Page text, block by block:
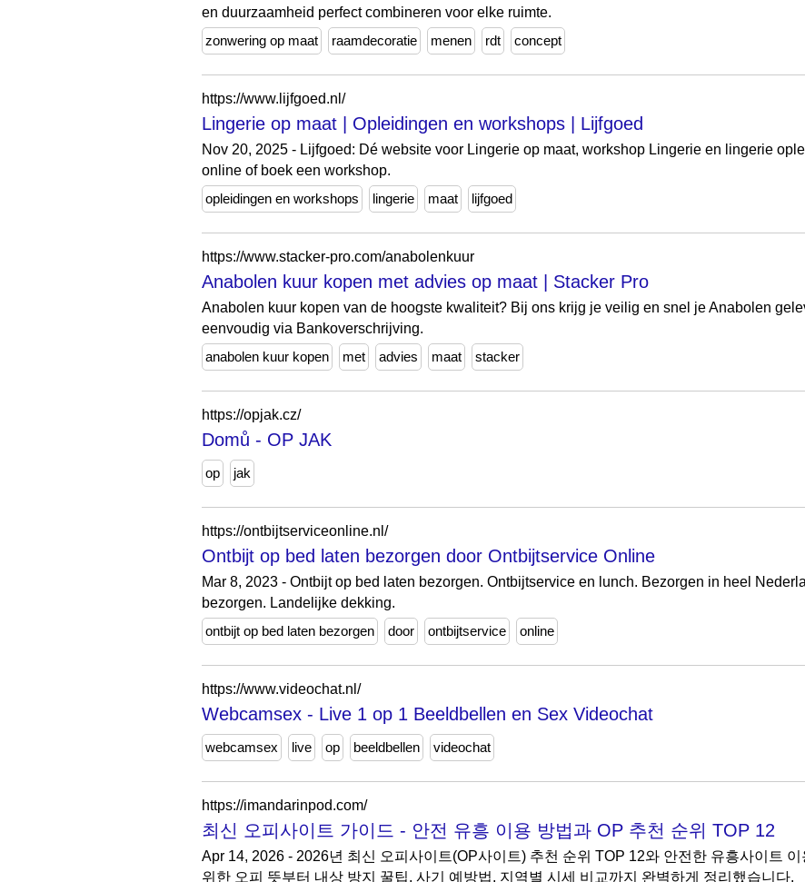
en duurzaamheid perfect combineren voor elke ruimte.
zonwering op maat
raamdecoratie menen rdt concept
https://www.lijfgoed.nl/
Lingerie op maat | Opleidingen en workshops | Lijfgoed
Nov 20, 2025 - Lijfgoed: Dé website voor Lingerie op maat, workshop Lingerie en lingerie
online of boek een workshop.
opleidingen en workshops
lingerie maat lijfgoed
https://www.stacker-pro.com/anabolenkuur
Anabolen kuur kopen met advies op maat | Stacker Pro
Anabolen kuur kopen van de hoogste kwaliteit? Bij ons krijg je veilig en snel je Anabolen
eenvoudig via Bankoverschrijving.
anabolen kuur kopen
met advies maat stacker
https://opjak.cz/
Domů - OP JAK
op jak
https://ontbijtserviceonline.nl/
Ontbijt op bed laten bezorgen door Ontbijtservice Online
Mar 8, 2023 - Ontbijt op bed laten bezorgen. Ontbijtservice en lunch. Bezorgen in heel
bezorgen. Landelijke dekking.
ontbijt op bed laten bezorgen
door ontbijtservice online
https://www.videochat.nl/
Webcamsex - Live 1 op 1 Beeldbellen en Sex Videochat
webcamsex live op beeldbellen videochat
https://imandarinpod.com/
최신 오피사이트 가이드 - 안전 유흥 이용 방법과 OP 추천 순위 TOP 12
Apr 14, 2026 - 2026년 최신 오피사이트(OP사이트) 추천 순위 TOP 12와 안전한 유흥사이트
위한 오피 뜻부터 내상 방지 꿀팁, 사기 예방법, 지역별 시세 비교까지 완벽하게 정리했습니다.